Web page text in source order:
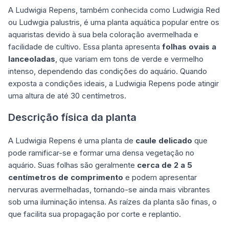
A Ludwigia Repens, também conhecida como Ludwigia Red
ou Ludwgia palustris, é uma planta aquática popular entre os
aquaristas devido à sua bela coloração avermelhada e
facilidade de cultivo. Essa planta apresenta folhas ovais a
lanceoladas, que variam em tons de verde e vermelho
intenso, dependendo das condições do aquário. Quando
exposta a condições ideais, a Ludwigia Repens pode atingir
uma altura de até 30 centímetros.
Descrição física da planta
A Ludwigia Repens é uma planta de caule delicado que
pode ramificar-se e formar uma densa vegetação no
aquário. Suas folhas são geralmente cerca de 2 a 5
centímetros de comprimento e podem apresentar
nervuras avermelhadas, tornando-se ainda mais vibrantes
sob uma iluminação intensa. As raízes da planta são finas, o
que facilita sua propagação por corte e replantio.